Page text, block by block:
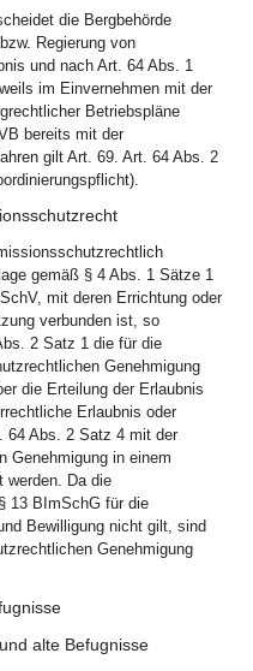
die Bergbehörde
Regierung von
und nach Art. 64 Abs. 1
im Einvernehmen mit der
Betriebspläne
bereits mit der
gilt Art. 69. Art. 64 Abs. 2
gemäß § 4 Abs. 1 Sätze 1
mit deren Errichtung oder
verbunden ist, so
2 Satz 1 die für die
Genehmigung
die Erteilung der Erlaubnis
Erlaubnis oder
64 Abs. 2 Satz 4 mit der
Genehmigung in einem
werden. Da die
13 BImSchG für die
Bewilligung nicht gilt, sind
Genehmigung
alte Befugnisse